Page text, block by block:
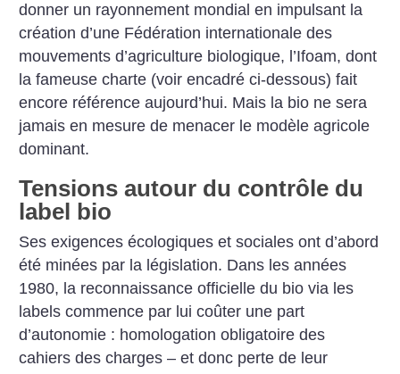
donner un rayonnement mondial en impulsant la
création d’une Fédération internationale des
mouvements ­d’agriculture biologique, l’Ifoam, dont
la fameuse charte (voir encadré ci-dessous) fait
encore référence aujourd’hui. Mais la bio ne sera
jamais en mesure de menacer le modèle agricole
dominant.
Tensions autour du contrôle du
label bio
Ses exigences écologiques et sociales ont d’abord
été minées par la législation. Dans les années
1980, la reconnaissance officielle du bio via les
labels commence par lui coûter une part
d’autonomie : homologation obligatoire des
cahiers des charges – et donc perte de leur